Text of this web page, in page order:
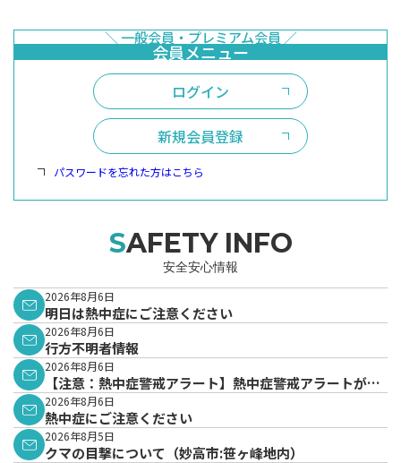
ログイン
新規会員登録
パスワードを忘れた方はこちら
SAFETY INFO
安全安心情報
2026年8月6日
明日は熱中症にご注意ください
2026年8月6日
行方不明者情報
2026年8月6日
【注意：熱中症警戒アラート】熱中症警戒アラートが発
表されています。
2026年8月6日
熱中症にご注意ください
2026年8月5日
クマの目撃について（妙高市:笹ヶ峰地内）